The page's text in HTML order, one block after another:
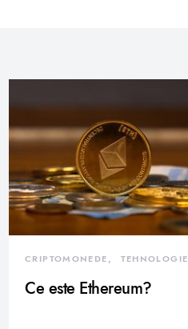
CRIPTOMONEDE TEHNOLOGIE
Ce este Ethereum?